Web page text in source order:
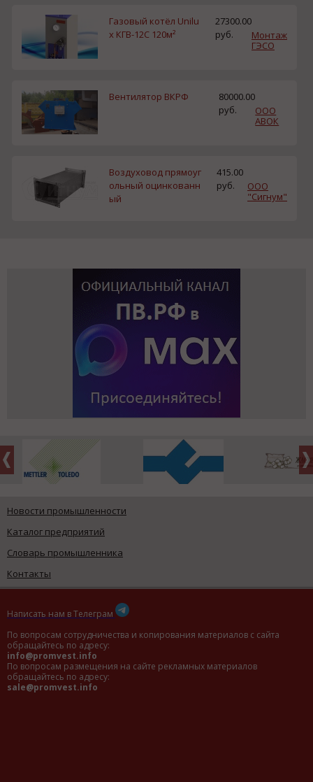
Газовый котёл Unilu
x КГВ-12С 120м²
27300.00
руб.
Монтаж
ГЭСО
Вентилятор ВКРФ
80000.00
руб.
ООО
АВОК
Воздуховод прямоуг
ольный оцинкованн
ый
415.00
руб.
ООО
"Сигнум"
Новости промышленности
Каталог предприятий
Словарь промышленника
Контакты
Написать нам в Телеграм
По вопросам сотрудничества и копирования материалов с сайта
обращайтесь по адресу:
info@promvest.info
По вопросам размещения на сайте рекламных материалов
обращайтесь по адресу:
sale@promvest.info